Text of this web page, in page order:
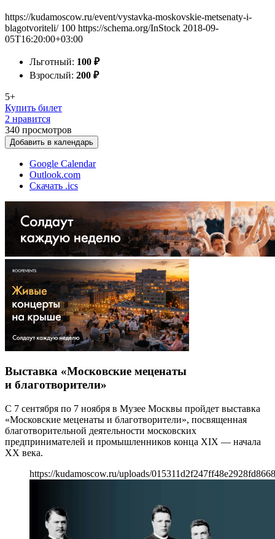
https://kudamoscow.ru/event/vystavka-moskovskie-metsenaty-i-
blagotvoriteli/ 100 https://schema.org/InStock 2018-09-
05T16:20:00+03:00
Льготный: 100 ₽
Взрослый: 200 ₽
5+
Купить билет
2 нравится
340 просмотров
Добавить в календарь
Google Calendar
Outlook.com
Скачать .ics
Выставка «Московские меценаты
и благотворители»
С 7 сентября по 7 ноября в Музее Москвы пройдет выставка
«Московские меценаты и благотворители», посвященная
благотворительной деятельности московских
предпринимателей и промышленников конца XIX — начала
XX века.
https://kudamoscow.ru/uploads/